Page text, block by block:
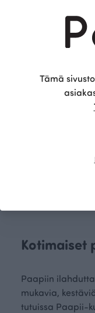
PUUVILLAPIPO,
Kotimaiset
Paapiin
mukavia,
tutuissa Paapii-
Tämä